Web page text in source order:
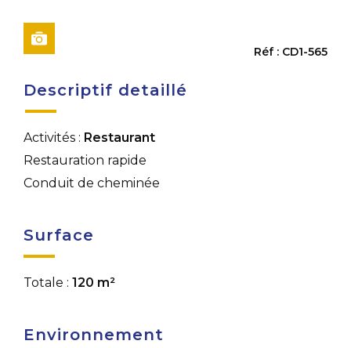
Réf : CD1-565
Descriptif detaillé
Activités : Restaurant
Restauration rapide
Conduit de cheminée
Surface
Totale : 120 m²
Environnement